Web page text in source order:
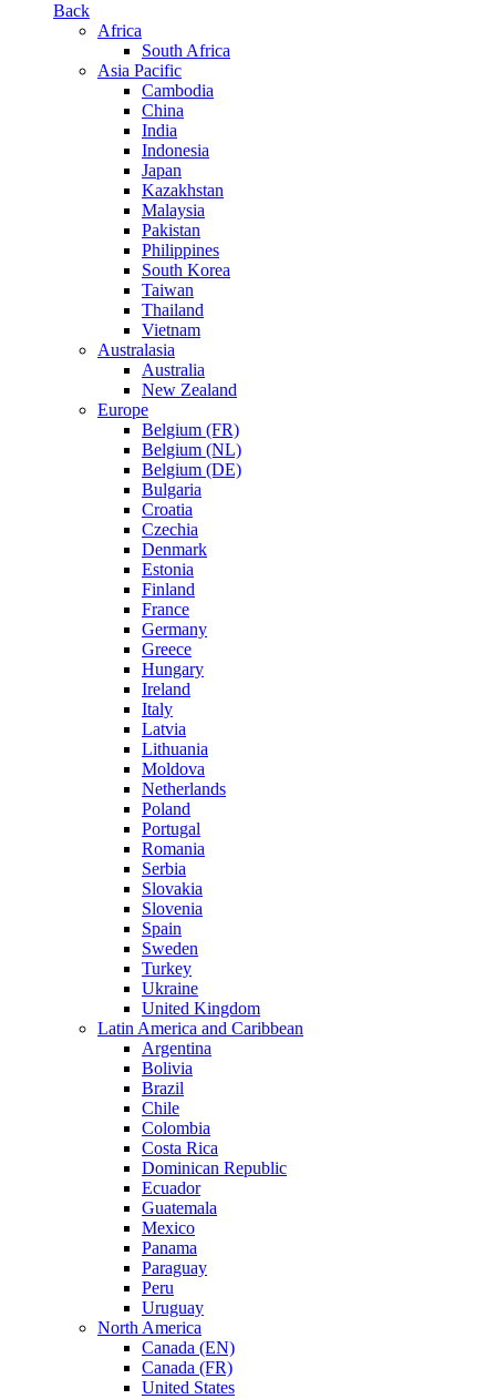
Back
Africa
South Africa
Asia Pacific
Cambodia
China
India
Indonesia
Japan
Kazakhstan
Malaysia
Pakistan
Philippines
South Korea
Taiwan
Thailand
Vietnam
Australasia
Australia
New Zealand
Europe
Belgium (FR)
Belgium (NL)
Belgium (DE)
Bulgaria
Croatia
Czechia
Denmark
Estonia
Finland
France
Germany
Greece
Hungary
Ireland
Italy
Latvia
Lithuania
Moldova
Netherlands
Poland
Portugal
Romania
Serbia
Slovakia
Slovenia
Spain
Sweden
Turkey
Ukraine
United Kingdom
Latin America and Caribbean
Argentina
Bolivia
Brazil
Chile
Colombia
Costa Rica
Dominican Republic
Ecuador
Guatemala
Mexico
Panama
Paraguay
Peru
Uruguay
North America
Canada (EN)
Canada (FR)
United States